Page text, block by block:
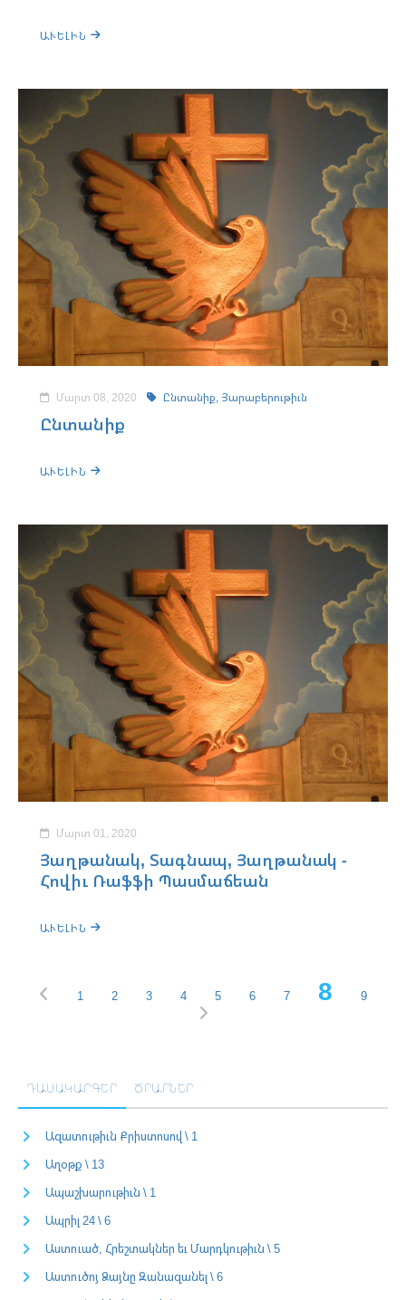
ԱՒԵԼԻՆ
Մարտ 08, 2020 Ընտանիք, Յարաբերութիւն
Ընտանիք
ԱՒԵԼԻՆ
Մարտ 01, 2020
Յաղթանակ, Տագնապ, Յաղթանակ -
Հովիւ Ռաֆֆի Պասմաճեան
ԱՒԵԼԻՆ
1 2 3 4 5 6 7 8 9
ԴԱՍԱԿԱՐԳԵՐ ԾՐԱՐՆԵՐ
Ազատութիւն Քրիստոսով \ 1
Աղօթք \ 13
Ապաշխարութիւն \ 1
Ապրիլ 24 \ 6
Աստուած, Հրեշտակներ եւ Մարդկութիւն \ 5
Աստուծոյ Ձայնը Զանազանել \ 6